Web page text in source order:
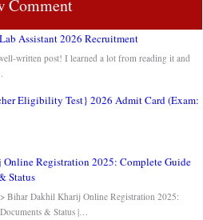
Comment
Assistant 2026 Recruitment
written post! I learned a lot from reading it and
Eligibility Test} 2026 Admit Card (Exam:
Registration 2025: Complete Guide
Status
Bihar Dakhil Kharij Online Registration 2025:
& Status |…